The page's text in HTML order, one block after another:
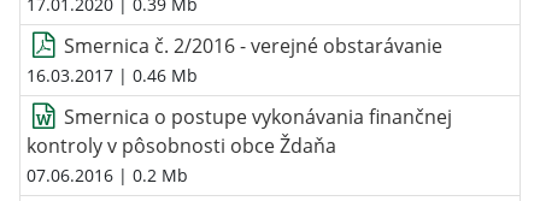
Smernica č. 2/2016 - verejné obstarávanie
16.03.2017 | 0.46 Mb
Smernica o postupe vykonávania finančnej
kontroly v pôsobnosti obce Ždaňa
07.06.2016 | 0.2 Mb